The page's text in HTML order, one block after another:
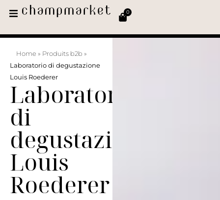
0
Home » Produits b2b »
Laboratorio di degustazione
Louis Roederer
Laboratorio
di
degustazione
Louis
Roederer